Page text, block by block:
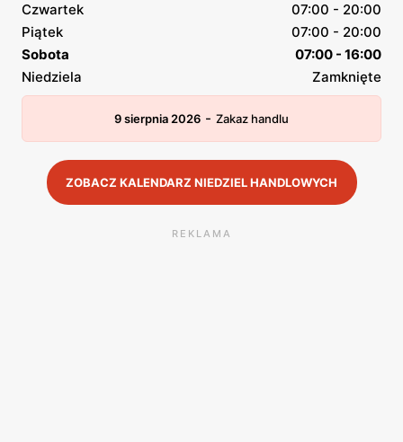
Czwartek
07:00 - 20:00
Piątek
07:00 - 20:00
Sobota
07:00 - 16:00
Niedziela
Zamknięte
9 sierpnia 2026 - Zakaz handlu
ZOBACZ KALENDARZ NIEDZIEL HANDLOWYCH
REKLAMA